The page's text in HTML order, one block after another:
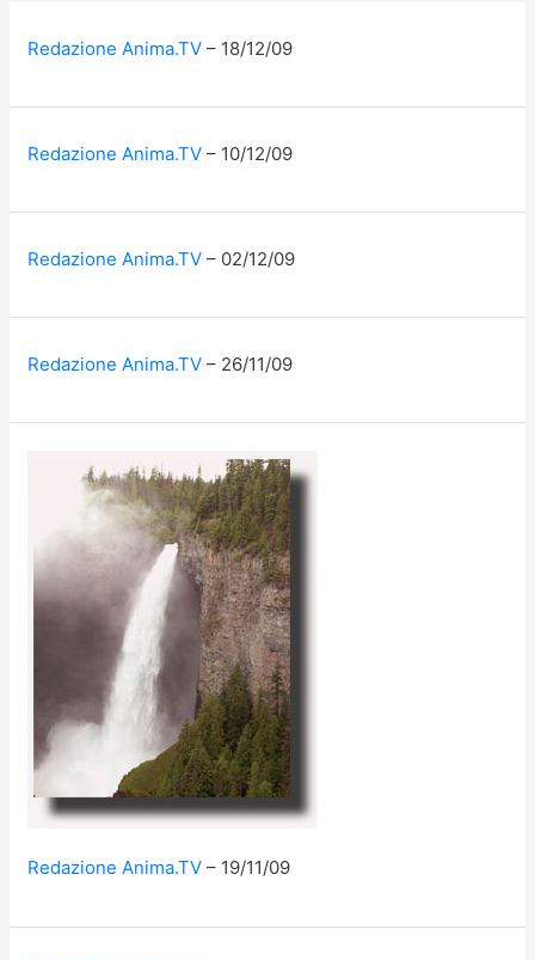
Redazione Anima.TV 18/12/09
Redazione Anima.TV 10/12/09
Redazione Anima.TV 02/12/09
Redazione Anima.TV 26/11/09
Redazione Anima.TV 19/11/09